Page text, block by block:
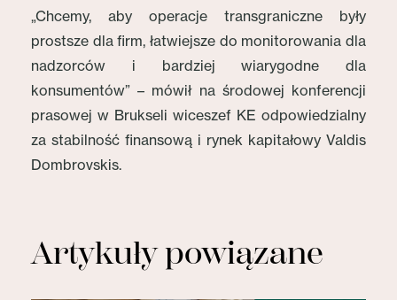
„Chcemy, aby operacje transgraniczne były
prostsze dla firm, łatwiejsze do monitorowania dla
nadzorców i bardziej wiarygodne dla
konsumentów” – mówił na środowej konferencji
prasowej w Brukseli wiceszef KE odpowiedzialny
za stabilność finansową i rynek kapitałowy Valdis
Dombrovskis.
Artykuły powiązane